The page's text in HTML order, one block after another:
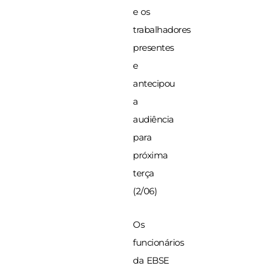
e os
trabalhadores
presentes
e
antecipou
a
audiência
para
próxima
terça
(2/06)
Os
funcionários
da EBSE